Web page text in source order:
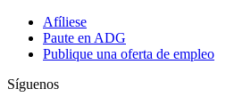
Afíliese
Paute en ADG
Publique una oferta de empleo
Síguenos